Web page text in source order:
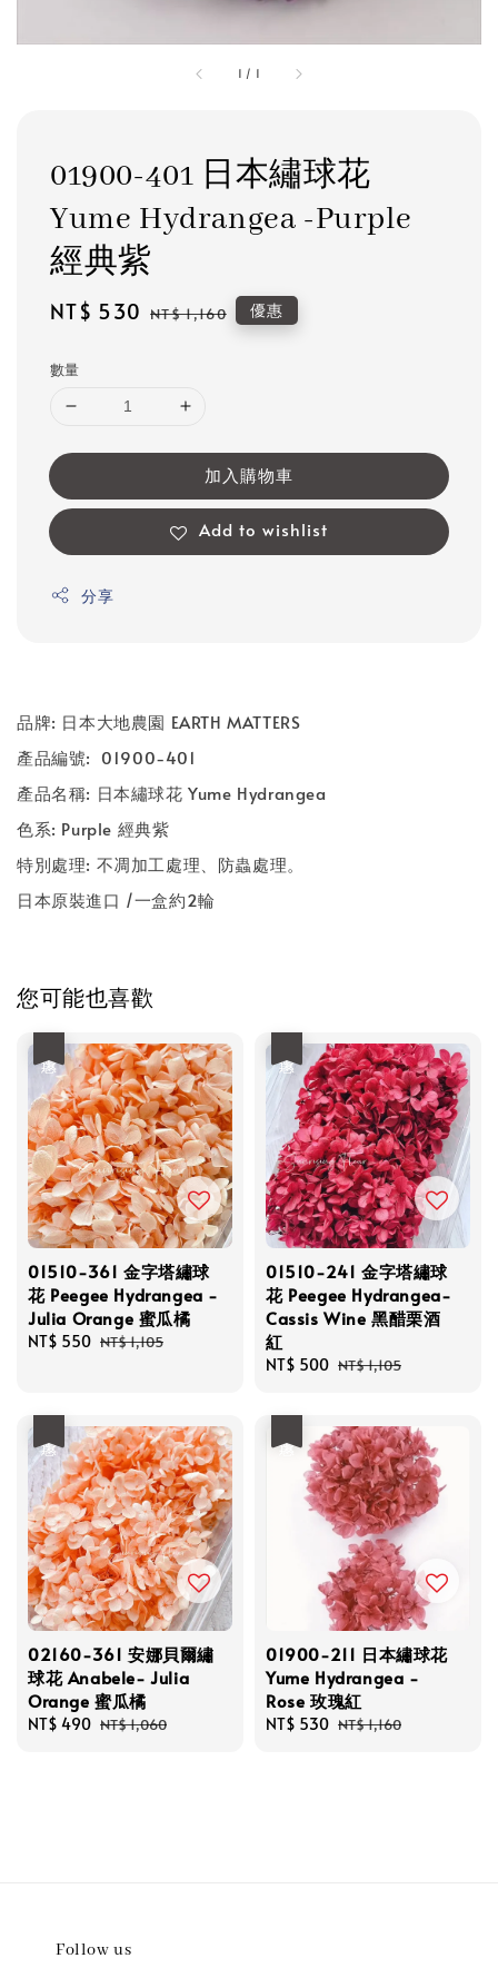
1 / 1
01900-401 日本繡球花
Yume Hydrangea -Purple
經典紫
Sale
NT$ 530 Regular
NT$ 1,160 優惠
數量
加入購物車
Add to wishlist
分享
品牌: 日本大地農園 EARTH MATTERS
產品編號: 01900-401
產品名稱: 日本繡球花 Yume Hydrangea
色系: Purple 經典紫
特別處理: 不凋加工處理、防蟲處理。
日本原裝進口 /一盒約2輪
您可能也喜歡
01510-361 金字塔繡球
花 Peegee Hydrangea -
Julia Orange 蜜瓜橘
Sale
NT$ 550 Regular
NT$ 1,105
01510-241 金字塔繡球
花 Peegee Hydrangea-
Cassis Wine 黑醋栗酒
紅
Sale
NT$ 500 Regular
NT$ 1,105
02160-361 安娜貝爾繡
球花 Anabele- Julia
Orange 蜜瓜橘
Sale
NT$ 490 Regular
NT$ 1,060
01900-211 日本繡球花
Yume Hydrangea -
Rose 玫瑰紅
Sale
NT$ 530 Regular
NT$ 1,160
Follow us